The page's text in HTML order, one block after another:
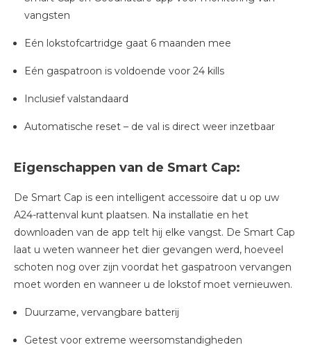
vangsten
Eén lokstofcartridge gaat 6 maanden mee
Eén gaspatroon is voldoende voor 24 kills
Inclusief valstandaard
Automatische reset – de val is direct weer inzetbaar
Eigenschappen van de Smart Cap:
De Smart Cap is een intelligent accessoire dat u op uw
A24-rattenval kunt plaatsen. Na installatie en het
downloaden van de app telt hij elke vangst. De Smart Cap
laat u weten wanneer het dier gevangen werd, hoeveel
schoten nog over zijn voordat het gaspatroon vervangen
moet worden en wanneer u de lokstof moet vernieuwen.
Duurzame, vervangbare batterij
Getest voor extreme weersomstandigheden